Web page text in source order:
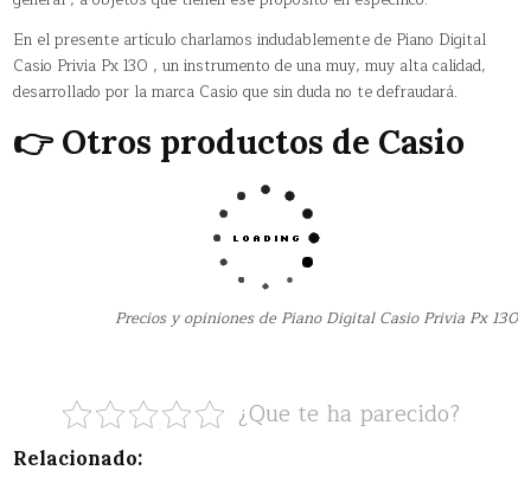
En el presente artículo charlamos indudablemente de Piano Digital
Casio Privia Px 130 , un instrumento de una muy, muy alta calidad,
desarrollado por la marca Casio que sin duda no te defraudará.
👉 Otros productos de Casio
Precios y opiniones de Piano Digital Casio Privia Px 130
¿Que te ha parecido?
Relacionado: